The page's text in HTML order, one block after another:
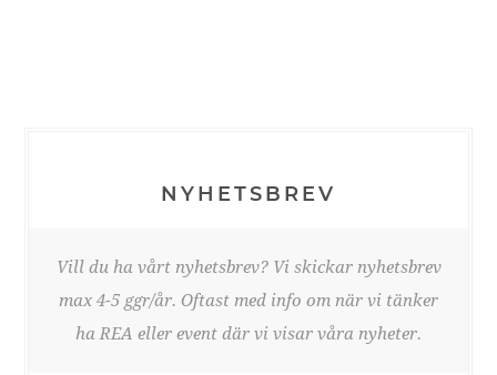
NYHETSBREV
Vill du ha vårt nyhetsbrev? Vi skickar nyhetsbrev
max 4-5 ggr/år. Oftast med info om när vi tänker
ha REA eller event där vi visar våra nyheter.